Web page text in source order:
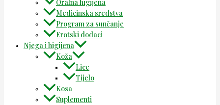
Oralna higijena
Medicinska sredstva
Program za sunčanje
Erotski dodaci
Njega i higijena
Koža
Lice
Tijelo
Kosa
Suplementi